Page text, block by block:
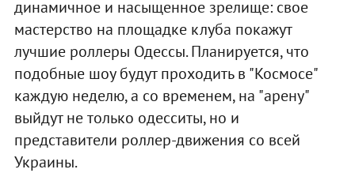
динамичное и насыщенное зрелище: свое
мастерство на площадке клуба покажут
лучшие роллеры Одессы. Планируется, что
подобные шоу будут проходить в "Космосе"
каждую неделю, а со временем, на "арену"
выйдут не только одесситы, но и
представители роллер-движения со всей
Украины.